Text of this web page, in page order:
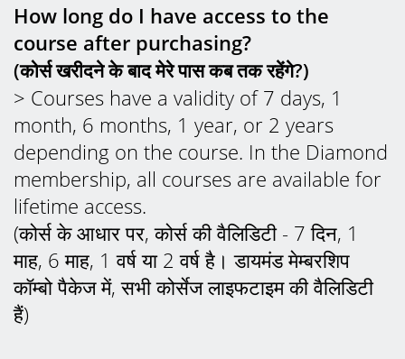
How long do I have access to the
course after purchasing?
(कोर्स खरीदने के बाद मेरे पास कब तक रहेंगे?)
> Courses have a validity of 7 days, 1
month, 6 months, 1 year, or 2 years
depending on the course. In the Diamond
membership, all courses are available for
lifetime access.
(कोर्स के आधार पर, कोर्स की वैलिडिटी - 7 दिन, 1
माह, 6 माह, 1 वर्ष या 2 वर्ष है। डायमंड मेम्बरशिप
कॉम्बो पैकेज में, सभी कोर्सेज लाइफटाइम की वैलिडिटी
हैं)